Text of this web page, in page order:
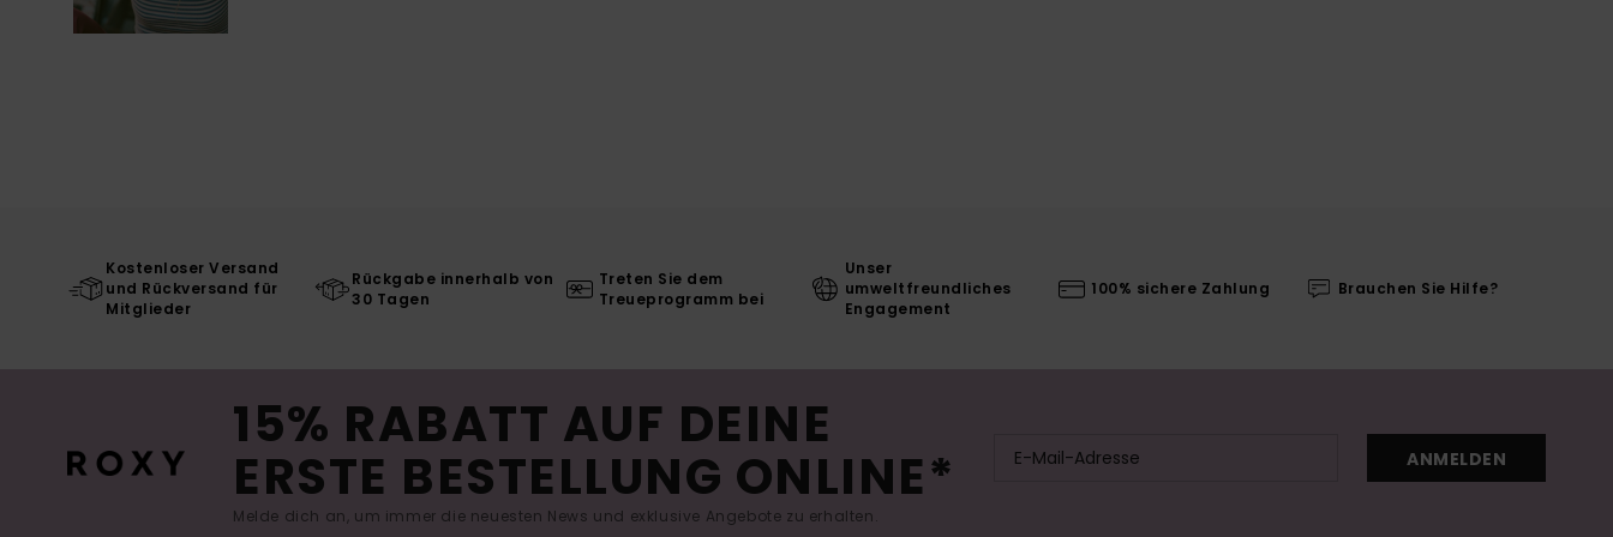
Kostenloser Versand
und Rückversand für
Mitglieder
Rückgabe innerhalb von
30 Tagen
Treten Sie dem
Treueprogramm bei
Unser
umweltfreundliches
Engagement
100% sichere Zahlung Brauchen Sie Hilfe?
15% RABATT AUF DEINE
ERSTE BESTELLUNG ONLINE*
Melde dich an, um immer die neuesten News und exklusive Angebote zu erhalten.
ANMELDEN